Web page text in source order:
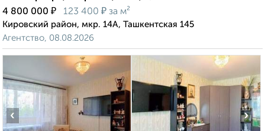
4 800 000 ₽ 123 400 ₽ за м²
Кировский район, мкр. 14А, Ташкентская 145
Агентство, 08.08.2026
‹ ›